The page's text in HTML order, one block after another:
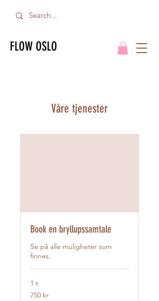
FLOW OSLO
Våre tjenester
Book en bryllupssamtale
Se på alle muligheter som
finnes.
1 t
750
norske
750 kr